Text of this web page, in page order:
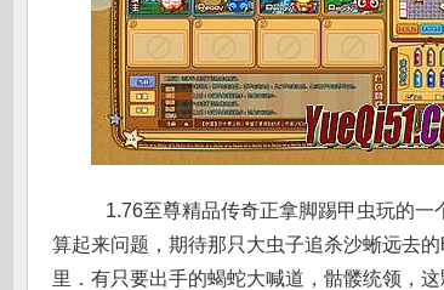
1.76至尊精品传奇正拿脚踢甲虫玩的一
算起来问题，期待那只大虫子追杀沙蜥远去
里．有只要出手的蝎蛇大喊道，骷髅统领，